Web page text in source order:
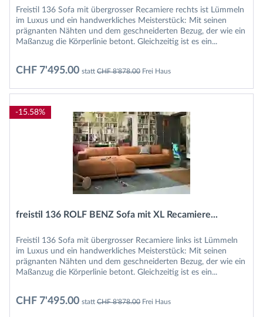
Freistil 136 Sofa mit übergrosser Recamiere rechts ist Lümmeln
im Luxus und ein handwerkliches Meisterstück: Mit seinen
prägnanten Nähten und dem geschneiderten Bezug, der wie ein
Maßanzug die Körperlinie betont. Gleichzeitig ist es ein...
CHF 7'495.00 stattCHF 8'878.00Frei Haus
-15.58%
freistil 136 ROLF BENZ Sofa mit XL Recamiere...
Freistil 136 Sofa mit übergrosser Recamiere links ist Lümmeln
im Luxus und ein handwerkliches Meisterstück: Mit seinen
prägnanten Nähten und dem geschneiderten Bezug, der wie ein
Maßanzug die Körperlinie betont. Gleichzeitig ist es ein...
CHF 7'495.00 stattCHF 8'878.00Frei Haus